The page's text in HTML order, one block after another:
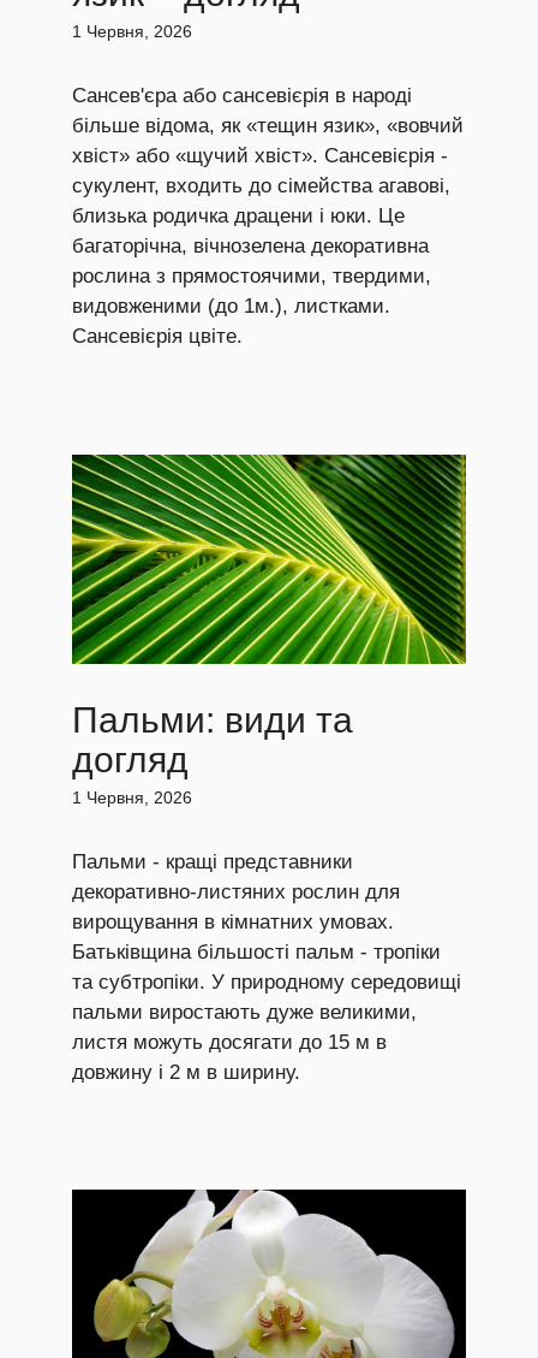
1 Червня, 2026
Сансев'єра або сансевієрія в народі
більше відома, як «тещин язик», «вовчий
хвіст» або «щучий хвіст». Сансевієрія -
сукулент, входить до сімейства агавові,
близька родичка драцени і юки. Це
багаторічна, вічнозелена декоративна
рослина з прямостоячими, твердими,
видовженими (до 1м.), листками.
Сансевієрія цвіте.
Пальми: види та
догляд
1 Червня, 2026
Пальми - кращі представники
декоративно-листяних рослин для
вирощування в кімнатних умовах.
Батьківщина більшості пальм - тропіки
та субтропіки. У природному середовищі
пальми виростають дуже великими,
листя можуть досягати до 15 м в
довжину і 2 м в ширину.